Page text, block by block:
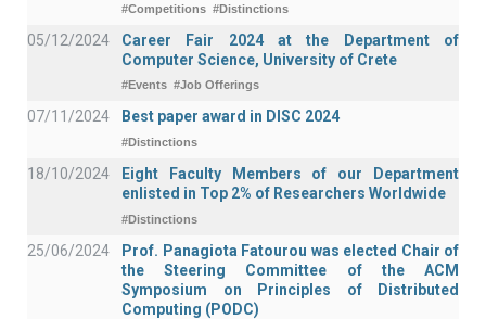
#Competitions #Distinctions
05/12/2024
Career Fair 2024 at the Department of
Computer Science, University of Crete
#Events #Job Offerings
07/11/2024 Best paper award in DISC 2024
#Distinctions
18/10/2024
Eight Faculty Members of our Department
enlisted in Top 2% of Researchers Worldwide
#Distinctions
25/06/2024
Prof. Panagiota Fatourou was elected Chair of
the Steering Committee of the ACM
Symposium on Principles of Distributed
Computing (PODC)